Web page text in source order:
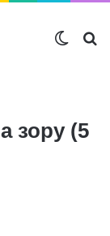
зору (5